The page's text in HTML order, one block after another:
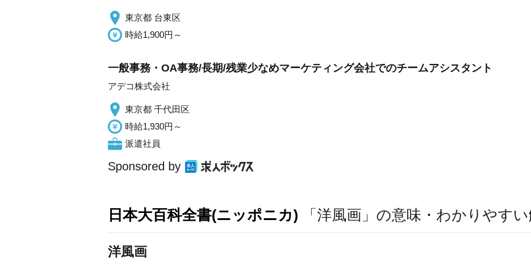
東京都 台東区
時給1,900円～
一般事務・OA事務/長期/残業少なめマーケティング会社でのチームアシスタント
アデコ株式会社
東京都 千代田区
時給1,930円～
派遣社員
Sponsored by
日本大百科全書(ニッポニカ) 「洋風画」の意味・わかりやす
洋風画